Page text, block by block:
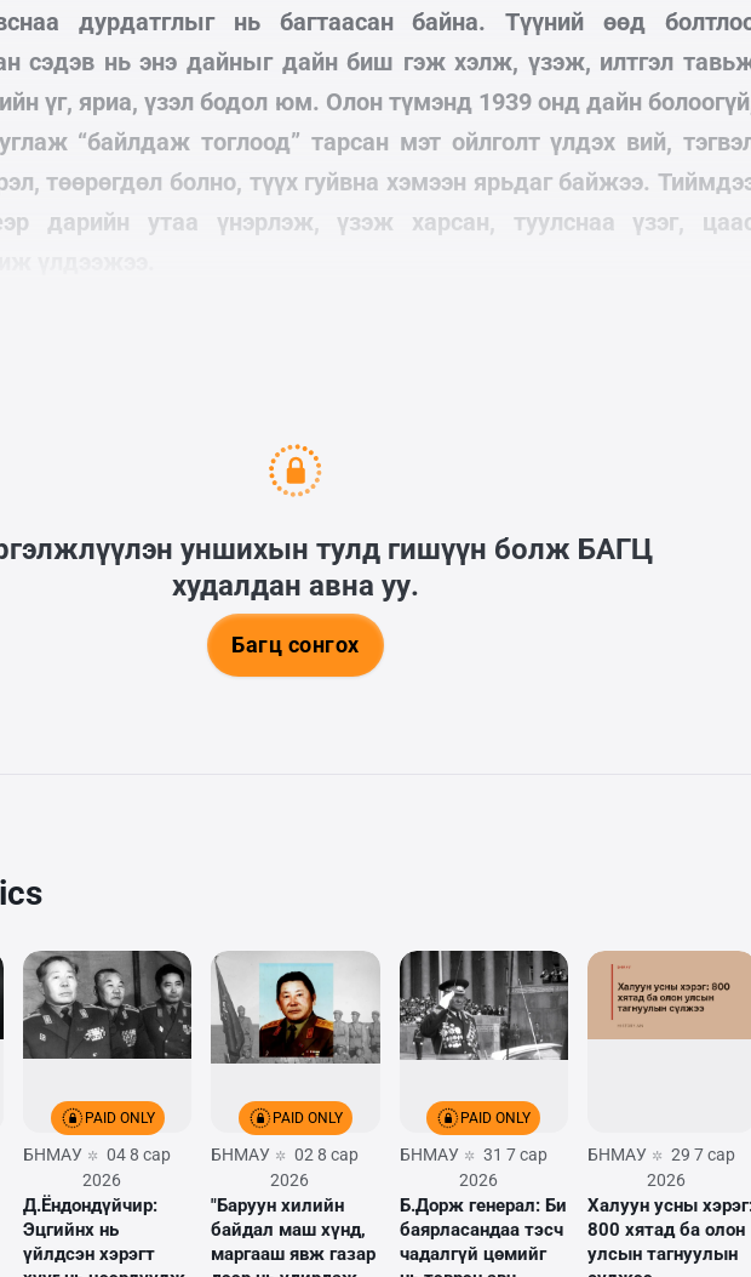
дурдатглыг нь багтаасан байна. Түүний өөд
сэдэв нь энэ дайныг дайн биш гэж хэлж, үзэж, илтгэл
үг, яриа, үзэл бодол юм. Олон түмэнд 1939 онд дайн
“байлдаж тоглоод” тарсан мэт ойлголт үлдэх вий,
төөрөгдөл болно, түүх гуйвна хэмээн ярьдаг байжээ.
дарийн утаа үнэрлэж, үзэж харсан, туулснаа үзэг,
уншихын тулд гишүүн болж БАГЦ
худалдан авна уу.
Багц сонгох
PAID ONLY
БНМАУ
04 8 сар
2026
Д.Ёндондүйчир:
Эцгийнх нь
үйлдсэн хэрэгт
PAID ONLY
БНМАУ
02 8 сар
2026
"Баруун хилийн
байдал маш хүнд,
маргааш явж газар
PAID ONLY
БНМАУ
31 7 сар
2026
Б.Дорж генерал: Би
баярласандаа тэсч
чадалгүй цөмийг
БНМАУ
29 7 сар
2026
Халуун усны
800 хятад ба олон
улсын тагнуулын